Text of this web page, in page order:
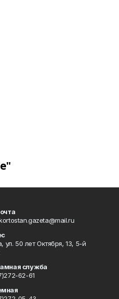
ул. 50 лет Октября, 13, 5-й
служба
62-61